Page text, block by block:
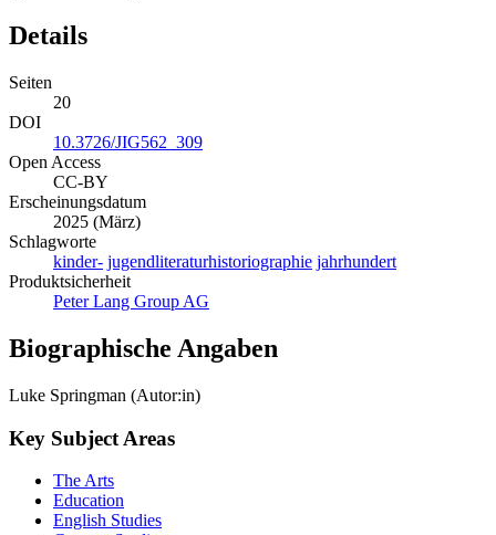
Details
Seiten
20
DOI
10.3726/JIG562_309
Open Access
CC-BY
Erscheinungsdatum
2025 (März)
Schlagworte
kinder- jugendliteraturhistoriographie jahrhundert
Produktsicherheit
Peter Lang Group AG
Biographische Angaben
Luke Springman (Autor:in)
Key Subject Areas
The Arts
Education
English Studies